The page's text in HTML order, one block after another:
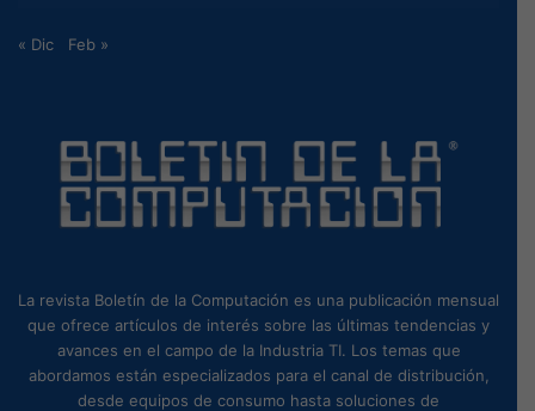
« Dic Feb »
La revista Boletín de la Computación es una publicación mensual
que ofrece artículos de interés sobre las últimas tendencias y
avances en el campo de la Industria TI. Los temas que
abordamos están especializados para el canal de distribución,
desde equipos de consumo hasta soluciones de